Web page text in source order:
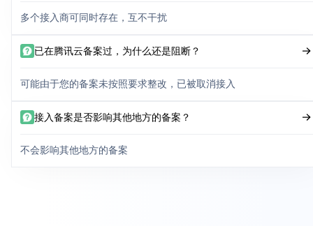
多个接入商可同时存在，互不干扰
已在腾讯云备案过，为什么还是阻断？
可能由于您的备案未按照要求整改，已被取消接入
接入备案是否影响其他地方的备案？
不会影响其他地方的备案